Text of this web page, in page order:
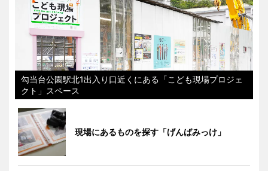
勾当台公園駅北1出入り口近くにある「こども現場プロジェ
クト」スペース
現場にあるものを探す「げんばみっけ」